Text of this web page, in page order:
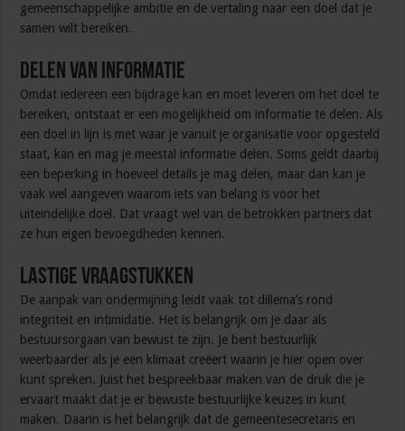
gemeenschappelijke ambitie en de vertaling naar een doel dat je
samen wilt bereiken.
Delen van informatie
Omdat iedereen een bijdrage kan en moet leveren om het doel te
bereiken, ontstaat er een mogelijkheid om informatie te delen. Als
een doel in lijn is met waar je vanuit je organisatie voor opgesteld
staat, kan en mag je meestal informatie delen. Soms geldt daarbij
een beperking in hoeveel details je mag delen, maar dan kan je
vaak wel aangeven waarom iets van belang is voor het
uiteindelijke doel. Dat vraagt wel van de betrokken partners dat
ze hun eigen bevoegdheden kennen.
Lastige vraagstukken
De aanpak van ondermijning leidt vaak tot dillema’s rond
integriteit en intimidatie. Het is belangrijk om je daar als
bestuursorgaan van bewust te zijn. Je bent bestuurlijk
weerbaarder als je een klimaat creëert waarin je hier open over
kunt spreken. Juist het bespreekbaar maken van de druk die je
ervaart maakt dat je er bewuste bestuurlijke keuzes in kunt
maken. Daarin is het belangrijk dat de gemeentesecretaris en